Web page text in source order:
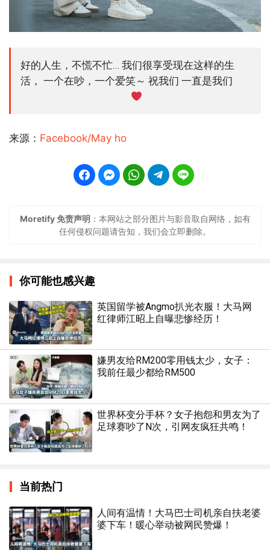
好的人生，不慌不忙… 我们很享受现在这样的生
活， 一个在吵，一个爱笑～ 祝我们 一直是我们
来源： Facebook/May ho
Moretify 免责声明 ：本网站之部分图片与影音取自网络，如有
任何侵权问题请告知，我们会立即删除。
你可能也感兴趣
英国留学被Angmo扒光衣服！大马网
红律师江昭上自曝悲惨经历！
嫌男友给RM200零用钱太少，女子：
我前任最少都给RM500
世界杯变分手杯？女子抱怨和男友为了
足球赛吵了N次，引网友疯狂共鸣！
当前热门
人间有温情！大马巴士司机亲自扶老婆
婆下车！暖心举动被网民赞爆！